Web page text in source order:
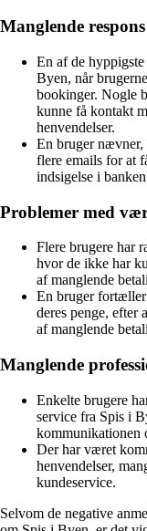
Manglende
En af de
Byen, når
bookinger. Nogle
kunne få kontakt
henvendelser.
En bruger nævner,
flere emails for at
indsigelse i
Problemer med
Flere brugere har
hvor de ikke har
af manglende
En bruger
deres penge, efter
af manglende
Manglende
Enkelte brugere
service fra Spis i
kommunikationen
Der har været
henvendelser,
kundeservice.
Selvom de negative